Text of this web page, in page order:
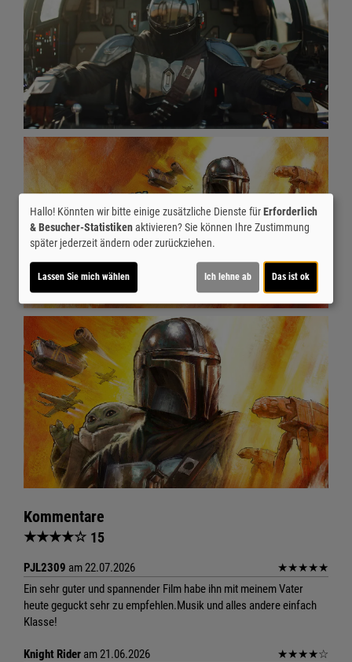
Kommentare
★★★★☆ 15
PJL2309 am 22.07.2026 ★★★★★
Ein sehr guter und spannender Film habe ihn mit meinem Vater
heute geguckt sehr zu empfehlen.Musik und alles andere einfach
Klasse!
Knight Rider am 21.06.2026 ★★★★☆
Hallo! Könnten wir bitte einige zusätzliche Dienste fürErforderlich
& Besucher-Statistikenaktivieren? Sie können Ihre Zustimmung
später jederzeit ändern oder zurückziehen.
Lassen Sie mich wählen Ich lehne ab Das ist ok